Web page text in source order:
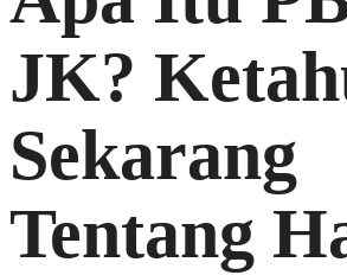
JK?
Sekarang
Tentang